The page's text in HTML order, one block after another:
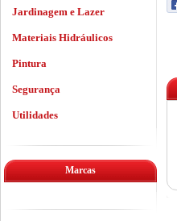
Jardinagem e Lazer
Materiais Hidráulicos
Pintura
Segurança
Utilidades
Marcas